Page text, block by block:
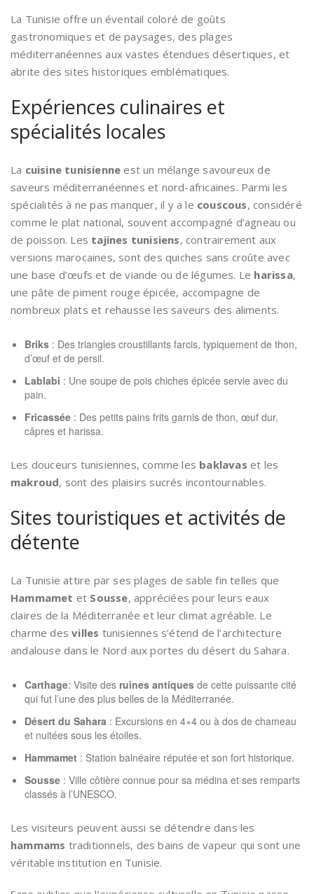
La Tunisie offre un éventail coloré de goûts
gastronomiques et de paysages, des plages
méditerranéennes aux vastes étendues désertiques, et
abrite des sites historiques emblématiques.
Expériences culinaires et
spécialités locales
La cuisine tunisienne est un mélange savoureux de
saveurs méditerranéennes et nord-africaines. Parmi les
spécialités à ne pas manquer, il y a le couscous, considéré
comme le plat national, souvent accompagné d’agneau ou
de poisson. Les tajines tunisiens, contrairement aux
versions marocaines, sont des quiches sans croûte avec
une base d’œufs et de viande ou de légumes. Le harissa,
une pâte de piment rouge épicée, accompagne de
nombreux plats et rehausse les saveurs des aliments.
Briks : Des triangles croustillants farcis, typiquement de thon,
d’œuf et de persil.
Lablabi : Une soupe de pois chiches épicée servie avec du
pain.
Fricassée : Des petits pains frits garnis de thon, œuf dur,
câpres et harissa.
Les douceurs tunisiennes, comme les baklavas et les
makroud, sont des plaisirs sucrés incontournables.
Sites touristiques et activités de
détente
La Tunisie attire par ses plages de sable fin telles que
Hammamet et Sousse, appréciées pour leurs eaux
claires de la Méditerranée et leur climat agréable. Le
charme desvilles tunisiennes s’étend de l’architecture
andalouse dans le Nord aux portes du désert du Sahara.
Carthage: Visite des ruines antiques de cette puissante cité
qui fut l’une des plus belles de la Méditerranée.
Désert du Sahara : Excursions en 4×4 ou à dos de chameau
et nuitées sous les étoiles.
Hammamet : Station balnéaire réputée et son fort historique.
Sousse : Ville côtière connue pour sa médina et ses remparts
classés à l’UNESCO.
Les visiteurs peuvent aussi se détendre dans les
hammams traditionnels, des bains de vapeur qui sont une
véritable institution en Tunisie.